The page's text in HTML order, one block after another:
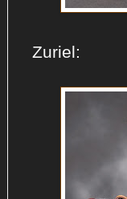
Zuriel: